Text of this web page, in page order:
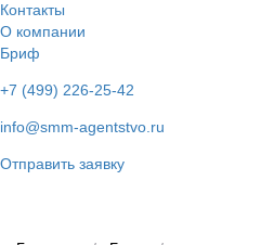
Контакты
О компании
Бриф
+7 (499) 226-25-42
info@smm-agentstvo.ru
Отправить заявку